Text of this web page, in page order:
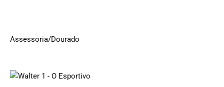
Assessoria/Dourado